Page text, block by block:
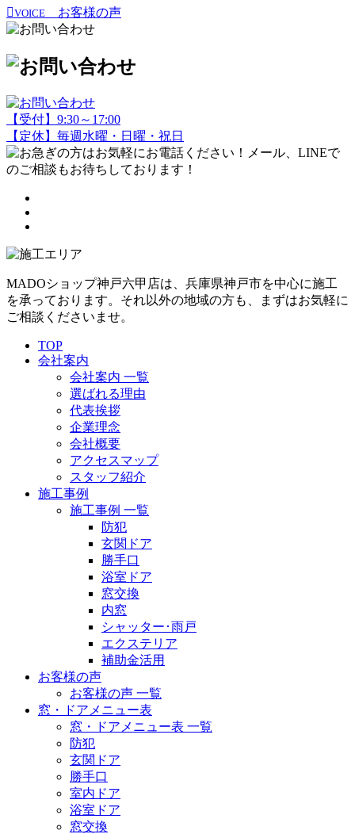
VOICE お客様の声
【受付】9:30～17:00
【定休】毎週水曜・日曜・祝日
MADOショップ神戸六甲店は、兵庫県神戸市を中心に施工
を承っております。それ以外の地域の方も、まずはお気軽に
ご相談くださいませ。
TOP
会社案内
会社案内 一覧
選ばれる理由
代表挨拶
企業理念
会社概要
アクセスマップ
スタッフ紹介
施工事例
施工事例 一覧
防犯
玄関ドア
勝手口
浴室ドア
窓交換
内窓
シャッター･雨戸
エクステリア
補助金活用
お客様の声
お客様の声 一覧
窓・ドアメニュー表
窓・ドアメニュー表 一覧
防犯
玄関ドア
勝手口
室内ドア
浴室ドア
窓交換